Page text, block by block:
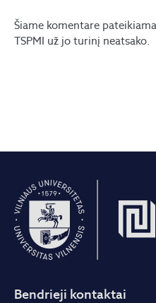
Šiame komentare
TSPMI už jo turinį neatsako.
Bendrieji kontaktai